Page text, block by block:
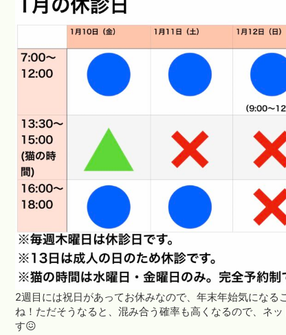
2週目には祝日があってお休みなので、年末年始気になる
ね！ただそうなると、混み合う確率も高くなるので、ネ
す😖